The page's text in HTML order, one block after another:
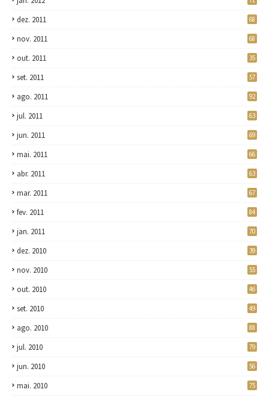
dez. 2011 68
nov. 2011 68
out. 2011 35
set. 2011 57
ago. 2011 92
jul. 2011 63
jun. 2011 69
mai. 2011 66
abr. 2011 63
mar. 2011 67
fev. 2011 84
jan. 2011 70
dez. 2010 39
nov. 2010 55
out. 2010 46
set. 2010 49
ago. 2010 88
jul. 2010 79
jun. 2010 56
mai. 2010 75